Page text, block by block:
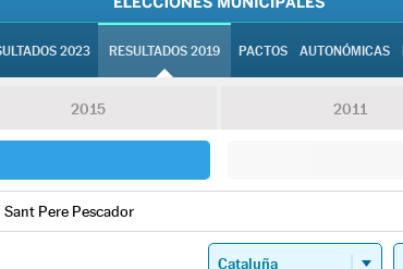
2023 RESULTADOS 2019 PACTOS AUTONÓMICAS
2015 2011
Sant Pere Pescador